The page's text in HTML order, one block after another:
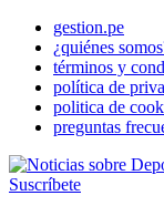
gestion.pe
¿quiénes
términos y
política de
politica de
preguntas
Suscríbete